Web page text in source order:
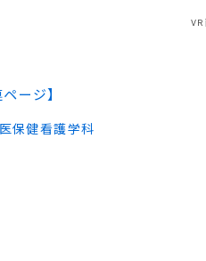
ページ】
保健看護学科